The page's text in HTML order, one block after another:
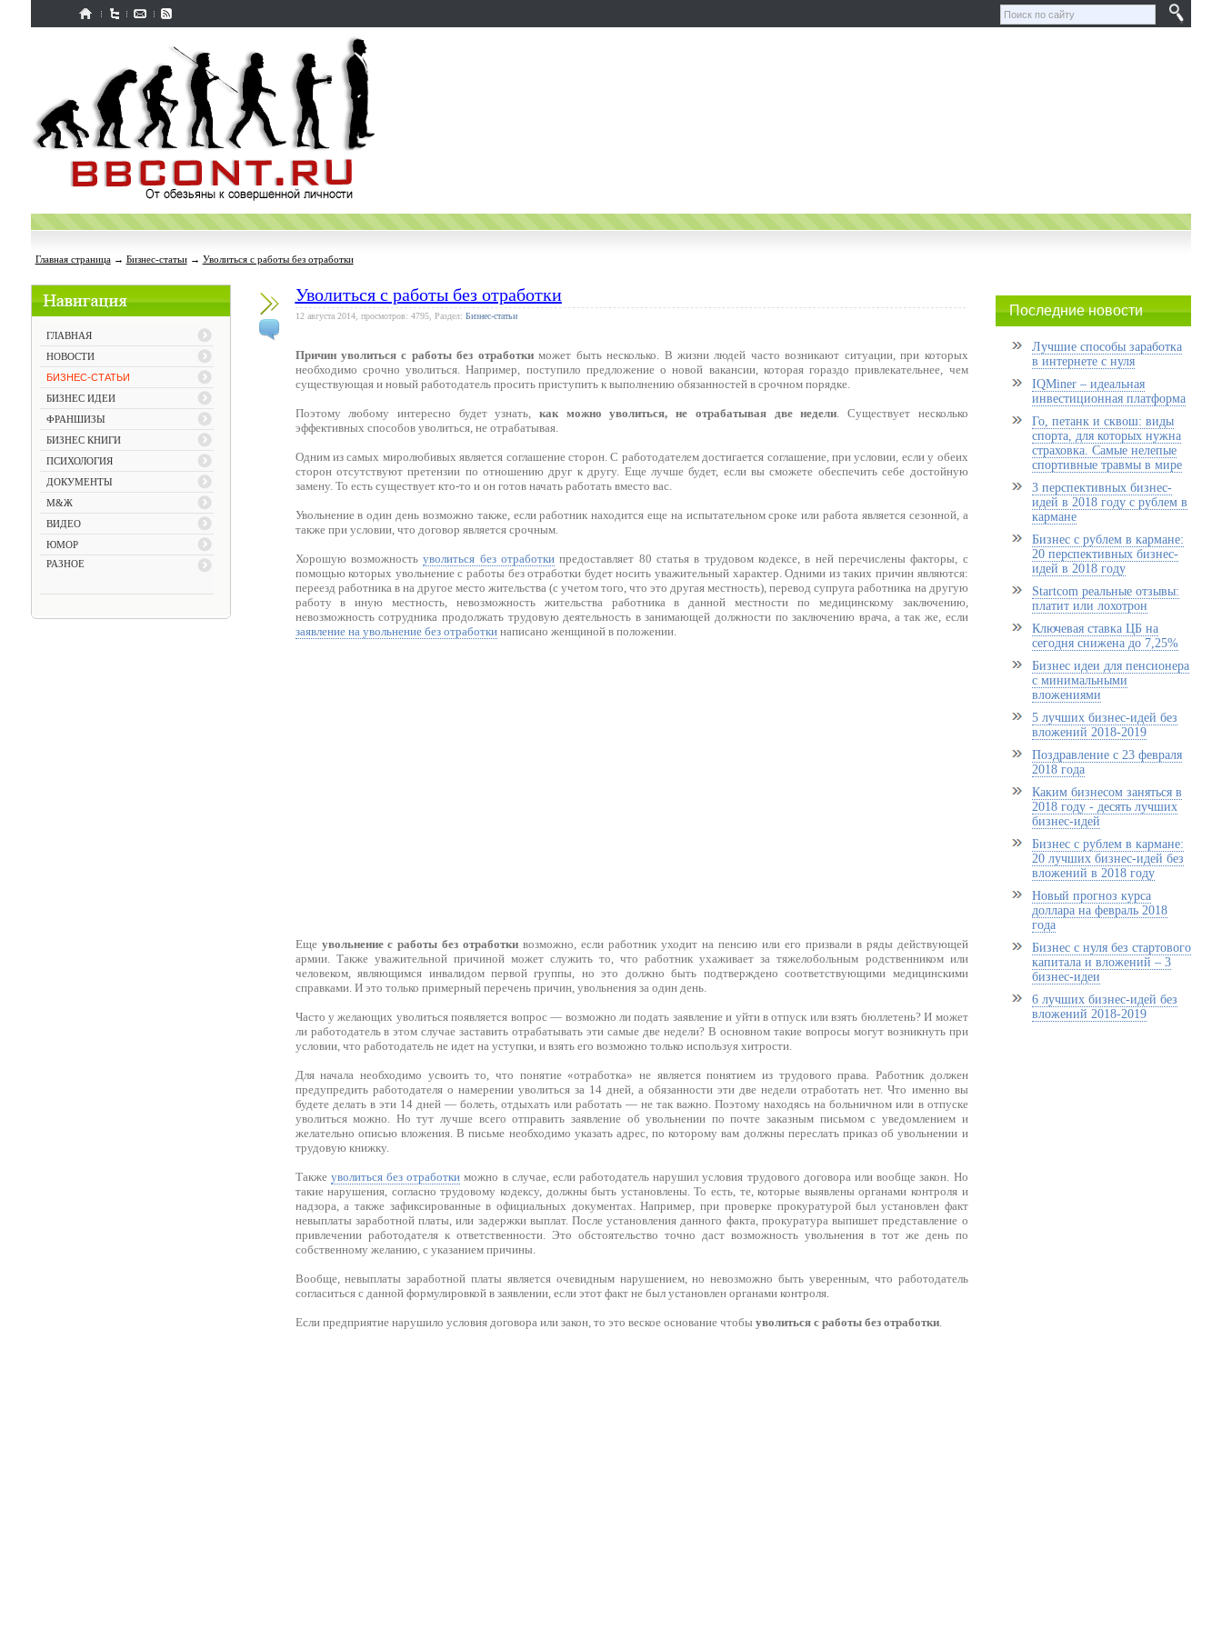
Главная страница→ Бизнес-статьи→ Уволиться с работы без отработки
ГЛАВНАЯ
НОВОСТИ
БИЗНЕС-СТАТЬИ
БИЗНЕС ИДЕИ
ФРАНШИЗЫ
БИЗНЕС КНИГИ
ПСИХОЛОГИЯ
ДОКУМЕНТЫ
М&Ж
ВИДЕО
ЮМОР
РАЗНОЕ
Уволиться с работы без отработки
12 августа 2014, просмотров: 4795, Раздел: Бизнес-статьи
Причин уволиться с работы без отработкиможет быть несколько. В жизни людей часто возникают ситуации, при которых
необходимо срочно уволиться. Например, поступило предложение о новой вакансии, которая гораздо привлекательнее, чем
существующая и новый работодатель просить приступить к выполнению обязанностей в срочном порядке.
Поэтому любому интересно будет узнать,как можно уволиться, не отрабатывая две недели. Существует несколько
эффективных способов уволиться, не отрабатывая.
Одним из самых миролюбивых является соглашение сторон. С работодателем достигается соглашение, при условии, если у обеих
сторон отсутствуют претензии по отношению друг к другу. Еще лучше будет, если вы сможете обеспечить себе достойную
замену. То есть существует кто-то и он готов начать работать вместо вас.
Увольнение в один день возможно также, если работник находится еще на испытательном сроке или работа является сезонной, а
также при условии, что договор является срочным.
Хорошую возможностьуволиться без отработкипредоставляет 80 статья в трудовом кодексе, в ней перечислены факторы, с
помощью которых увольнение с работы без отработки будет носить уважительный характер. Одними из таких причин являются:
переезд работника в на другое место жительства (с учетом того, что это другая местность), перевод супруга работника на другую
работу в иную местность, невозможность жительства работника в данной местности по медицинскому заключению,
невозможность сотрудника продолжать трудовую деятельность в занимающей должности по заключению врача, а так же, если
заявление на увольнение без отработкинаписано женщиной в положении.
Еще увольнение с работы без отработки возможно, если работник уходит на пенсию или его призвали в ряды действующей
армии. Также уважительной причиной может служить то, что работник ухаживает за тяжелобольным родственником или
человеком, являющимся инвалидом первой группы, но это должно быть подтверждено соответствующими медицинскими
справками. И это только примерный перечень причин, увольнения за один день.
Часто у желающих уволиться появляется вопрос — возможно ли подать заявление и уйти в отпуск или взять бюллетень? И может
ли работодатель в этом случае заставить отрабатывать эти самые две недели? В основном такие вопросы могут возникнуть при
условии, что работодатель не идет на уступки, и взять его возможно только используя хитрости.
Для начала необходимо усвоить то, что понятие «отработка» не является понятием из трудового права. Работник должен
предупредить работодателя о намерении уволиться за 14 дней, а обязанности эти две недели отработать нет. Что именно вы
будете делать в эти 14 дней — болеть, отдыхать или работать — не так важно. Поэтому находясь на больничном или в отпуске
уволиться можно. Но тут лучше всего отправить заявление об увольнении по почте заказным письмом с уведомлением и
желательно описью вложения. В письме необходимо указать адрес, по которому вам должны переслать приказ об увольнении и
трудовую книжку.
Также уволиться без отработки можно в случае, если работодатель нарушил условия трудового договора или вообще закон. Но
такие нарушения, согласно трудовому кодексу, должны быть установлены. То есть, те, которые выявлены органами контроля и
надзора, а также зафиксированные в официальных документах. Например, при проверке прокуратурой был установлен факт
невыплаты заработной платы, или задержки выплат. После установления данного факта, прокуратура выпишет представление о
привлечении работодателя к ответственности. Это обстоятельство точно даст возможность увольнения в тот же день по
собственному желанию, с указанием причины.
Вообще, невыплаты заработной платы является очевидным нарушением, но невозможно быть уверенным, что работодатель
согласиться с данной формулировкой в заявлении, если этот факт не был установлен органами контроля.
Если предприятие нарушило условия договора или закон, то это веское основание чтобы уволиться с работы без отработки.
Последние новости
Лучшие способы заработка
в интернете с нуля
IQMiner – идеальная
инвестиционная платформа
Го, петанк и сквош: виды
спорта, для которых нужна
страховка. Самые нелепые
спортивные травмы в мире
3 перспективных бизнес-
идей в 2018 году с рублем в
кармане
Бизнес с рублем в кармане:
20 перспективных бизнес-
идей в 2018 году
Startcom реальные отзывы:
платит или лохотрон
Ключевая ставка ЦБ на
сегодня снижена до 7,25%
Бизнес идеи для пенсионера
с минимальными
вложениями
5 лучших бизнес-идей без
вложений 2018-2019
Поздравление с 23 февраля
2018 года
Каким бизнесом заняться в
2018 году - десять лучших
бизнес-идей
Бизнес с рублем в кармане:
20 лучших бизнес-идей без
вложений в 2018 году
Новый прогноз курса
доллара на февраль 2018
года
Бизнес с нуля без стартового
капитала и вложений – 3
бизнес-идеи
6 лучших бизнес-идей без
вложений 2018-2019